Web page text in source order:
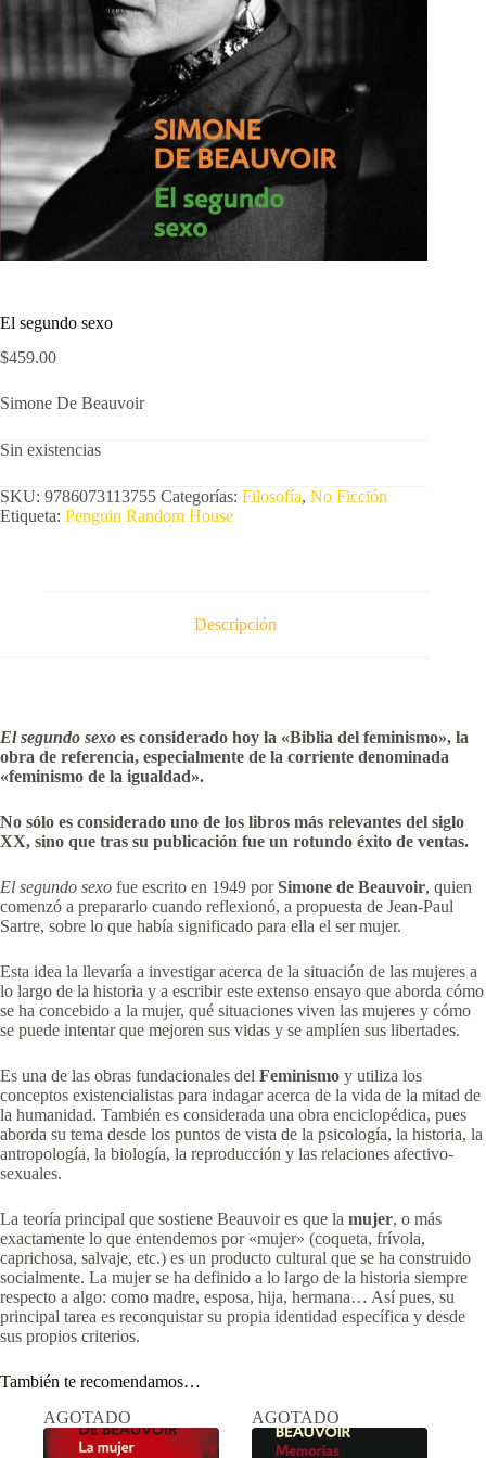
El segundo sexo
$459.00
Simone De Beauvoir
Sin existencias
SKU: 9786073113755 Categorías: Filosofía, No Ficción
Etiqueta: Penguin Random House
Descripción
El segundo sexo es considerado hoy la «Biblia del feminismo», la
obra de referencia, especialmente de la corriente denominada
«feminismo de la igualdad».
No sólo es considerado uno de los libros más relevantes del siglo
XX, sino que tras su publicación fue un rotundo éxito de ventas.
El segundo sexo fue escrito en 1949 porSimone de Beauvoir, quien
comenzó a prepararlo cuando reflexionó, a propuesta de Jean-Paul
Sartre, sobre lo que había significado para ella el ser mujer.
Esta idea la llevaría a investigar acerca de la situación de las mujeres a
lo largo de la historia y a escribir este extenso ensayo que aborda cómo
se ha concebido a la mujer, qué situaciones viven las mujeres y cómo
se puede intentar que mejoren sus vidas y se amplíen sus libertades.
Es una de las obras fundacionales del Feminismo y utiliza los
conceptos existencialistas para indagar acerca de la vida de la mitad de
la humanidad. También es considerada una obra enciclopédica, pues
aborda su tema desde los puntos de vista de la psicología, la historia, la
antropología, la biología, la reproducción y las relaciones afectivo-
sexuales.
La teoría principal que sostiene Beauvoir es que la mujer, o más
exactamente lo que entendemos por «mujer» (coqueta, frívola,
caprichosa, salvaje, etc.) es un producto cultural que se ha construido
socialmente. La mujer se ha definido a lo largo de la historia siempre
respecto a algo: como madre, esposa, hija, hermana… Así pues, su
principal tarea es reconquistar su propia identidad específica y desde
sus propios criterios.
También te recomendamos…
AGOTADO
AGOTADO